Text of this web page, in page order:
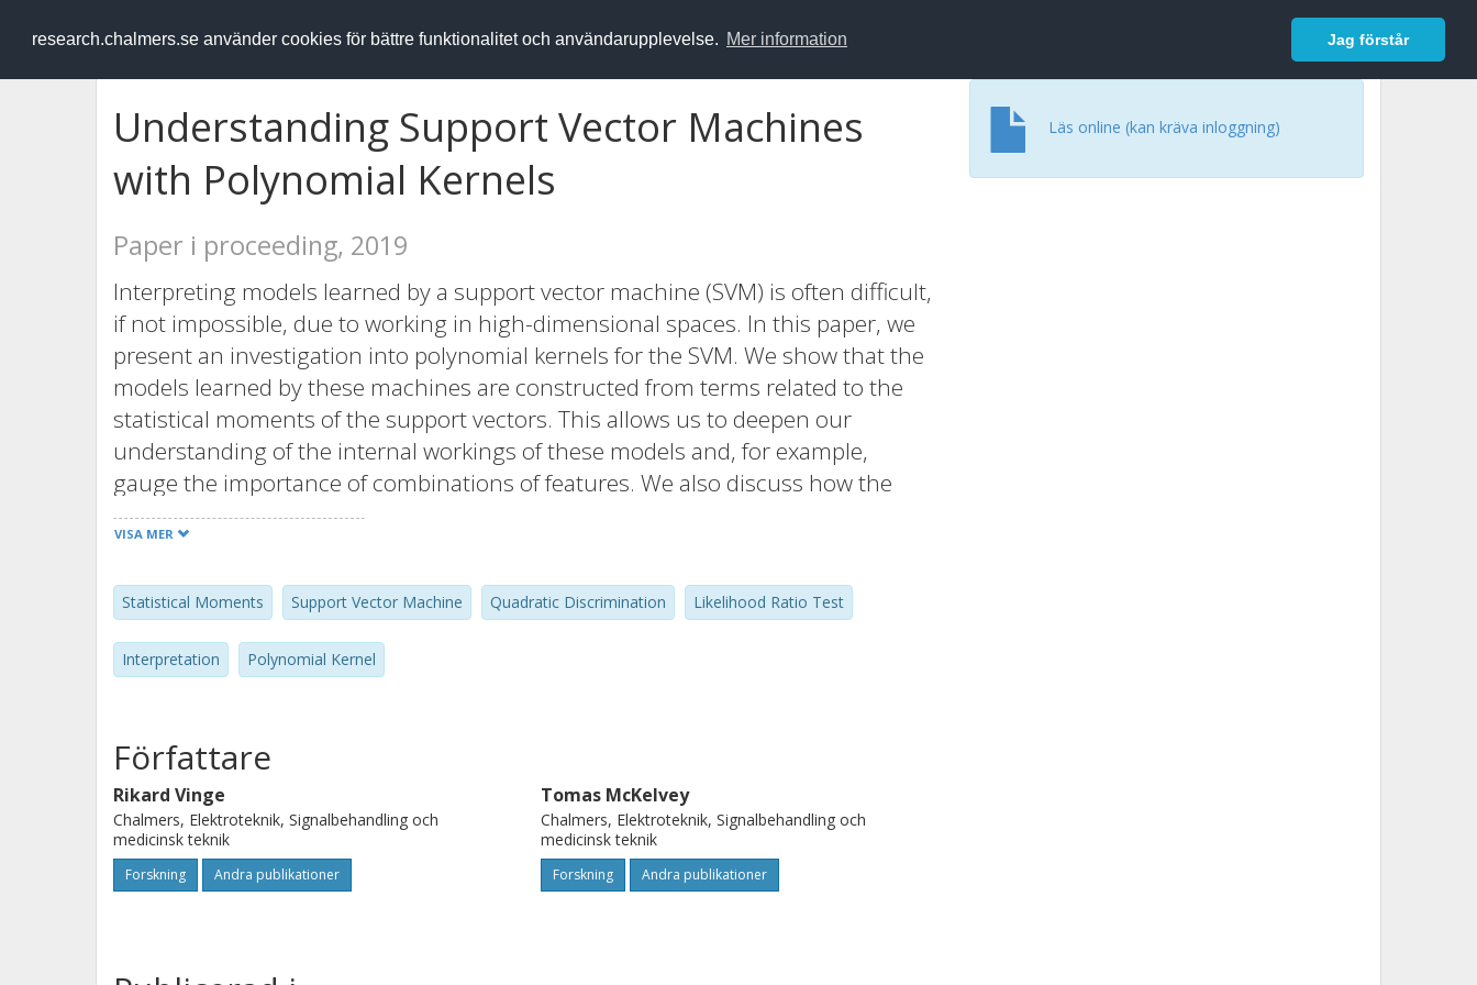
research.chalmers.se använder cookies för bättre funktionalitet och användarupplevelse. Mer information Jag förstår
RESEARCH.chalmers.se Logga in
Understanding Support Vector Machines
with Polynomial Kernels
Paper i proceeding, 2019
Interpreting models learned by a support vector machine (SVM) is often difficult,
if not impossible, due to working in high-dimensional spaces. In this paper, we
present an investigation into polynomial kernels for the SVM. We show that the
models learned by these machines are constructed from terms related to the
statistical moments of the support vectors. This allows us to deepen our
understanding of the internal workings of these models and, for example,
gauge the importance of combinations of features. We also discuss how the
SVM with a quadratic kernel is related to the likelihood-ratio test for normally
distributed populations.
VISA MER
Statistical Moments Support Vector Machine Quadratic Discrimination Likelihood Ratio Test
Interpretation Polynomial Kernel
Läs online (kan kräva inloggning)
Författare
Rikard Vinge
Chalmers, Elektroteknik, Signalbehandling och
medicinsk teknik
Forskning Andra publikationer
Tomas McKelvey
Chalmers, Elektroteknik, Signalbehandling och
medicinsk teknik
Forskning Andra publikationer